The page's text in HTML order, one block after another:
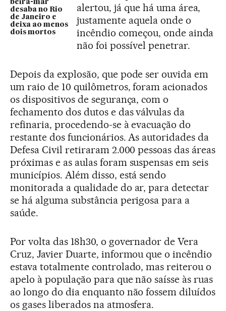
beira-mar
desaba no Rio
de Janeiro e
deixa ao menos
dois mortos
alertou, já que há uma área,
justamente aquela onde o
incêndio começou, onde ainda
não foi possível penetrar.
Depois da explosão, que pode ser ouvida em
um raio de 10 quilômetros, foram acionados
os dispositivos de segurança, com o
fechamento dos dutos e das válvulas da
refinaria, procedendo-se à evacuação do
restante dos funcionários. As autoridades da
Defesa Civil retiraram 2.000 pessoas das áreas
próximas e as aulas foram suspensas em seis
municípios. Além disso, está sendo
monitorada a qualidade do ar, para detectar
se há alguma substância perigosa para a
saúde.
Por volta das 18h30, o governador de Vera
Cruz, Javier Duarte, informou que o incêndio
estava totalmente controlado, mas reiterou o
apelo à população para que não saísse às ruas
ao longo do dia enquanto não fossem diluídos
os gases liberados na atmosfera.